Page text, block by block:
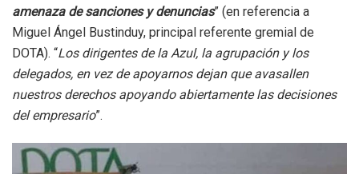
amenaza de sanciones y denuncias” (en referencia a
Miguel Ángel Bustinduy, principal referente gremial de
DOTA). “Los dirigentes de la Azul, la agrupación y los
delegados, en vez de apoyarnos dejan que avasallen
nuestros derechos apoyando abiertamente las decisiones
del empresario”.